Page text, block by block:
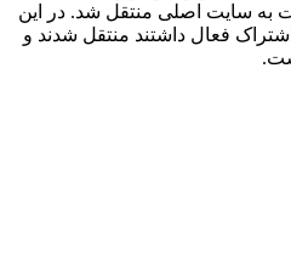
به سایت اصلی منتقل شد. در این
فعال داشتند منتقل شدند و